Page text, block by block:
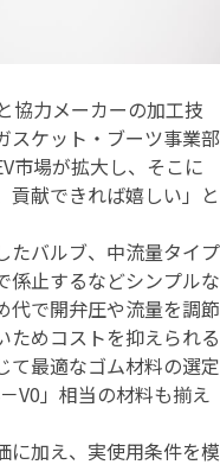
協力メーカーの加工技
スケット・ブーツ事業部
市場が拡大し、そこに
貢献できれば嬉しい」と
たバルブ、中流量タイプ
係止するなどシンプルな
代で開弁圧や流量を調節
ためコストを抑えられる
て最適なゴム材料の選定
V0」相当の材料も揃え
に加え、実使用条件を模